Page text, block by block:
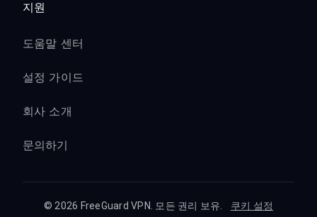
지원
도움말 센터
설정 가이드
회사 소개
문의하기
© 2026 FreeGuard VPN. 모든 권리 보유. 쿠키 설정